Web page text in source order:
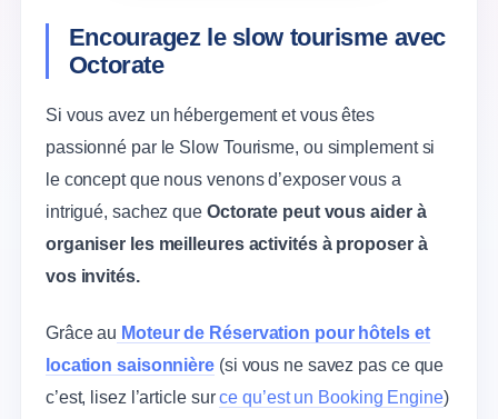
Encouragez le slow tourisme avec
Octorate
Si vous avez un hébergement et vous êtes
passionné par le Slow Tourisme, ou simplement si
le concept que nous venons d’exposer vous a
intrigué, sachez que Octorate peut vous aider à
organiser les meilleures activités à proposer à
vos invités.
Grâce au Moteur de Réservation pour hôtels et
location saisonnière (si vous ne savez pas ce que
c’est, lisez l’article surce qu’est un Booking Engine)